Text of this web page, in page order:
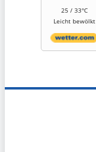
25 / 33°C
Leicht bewölkt